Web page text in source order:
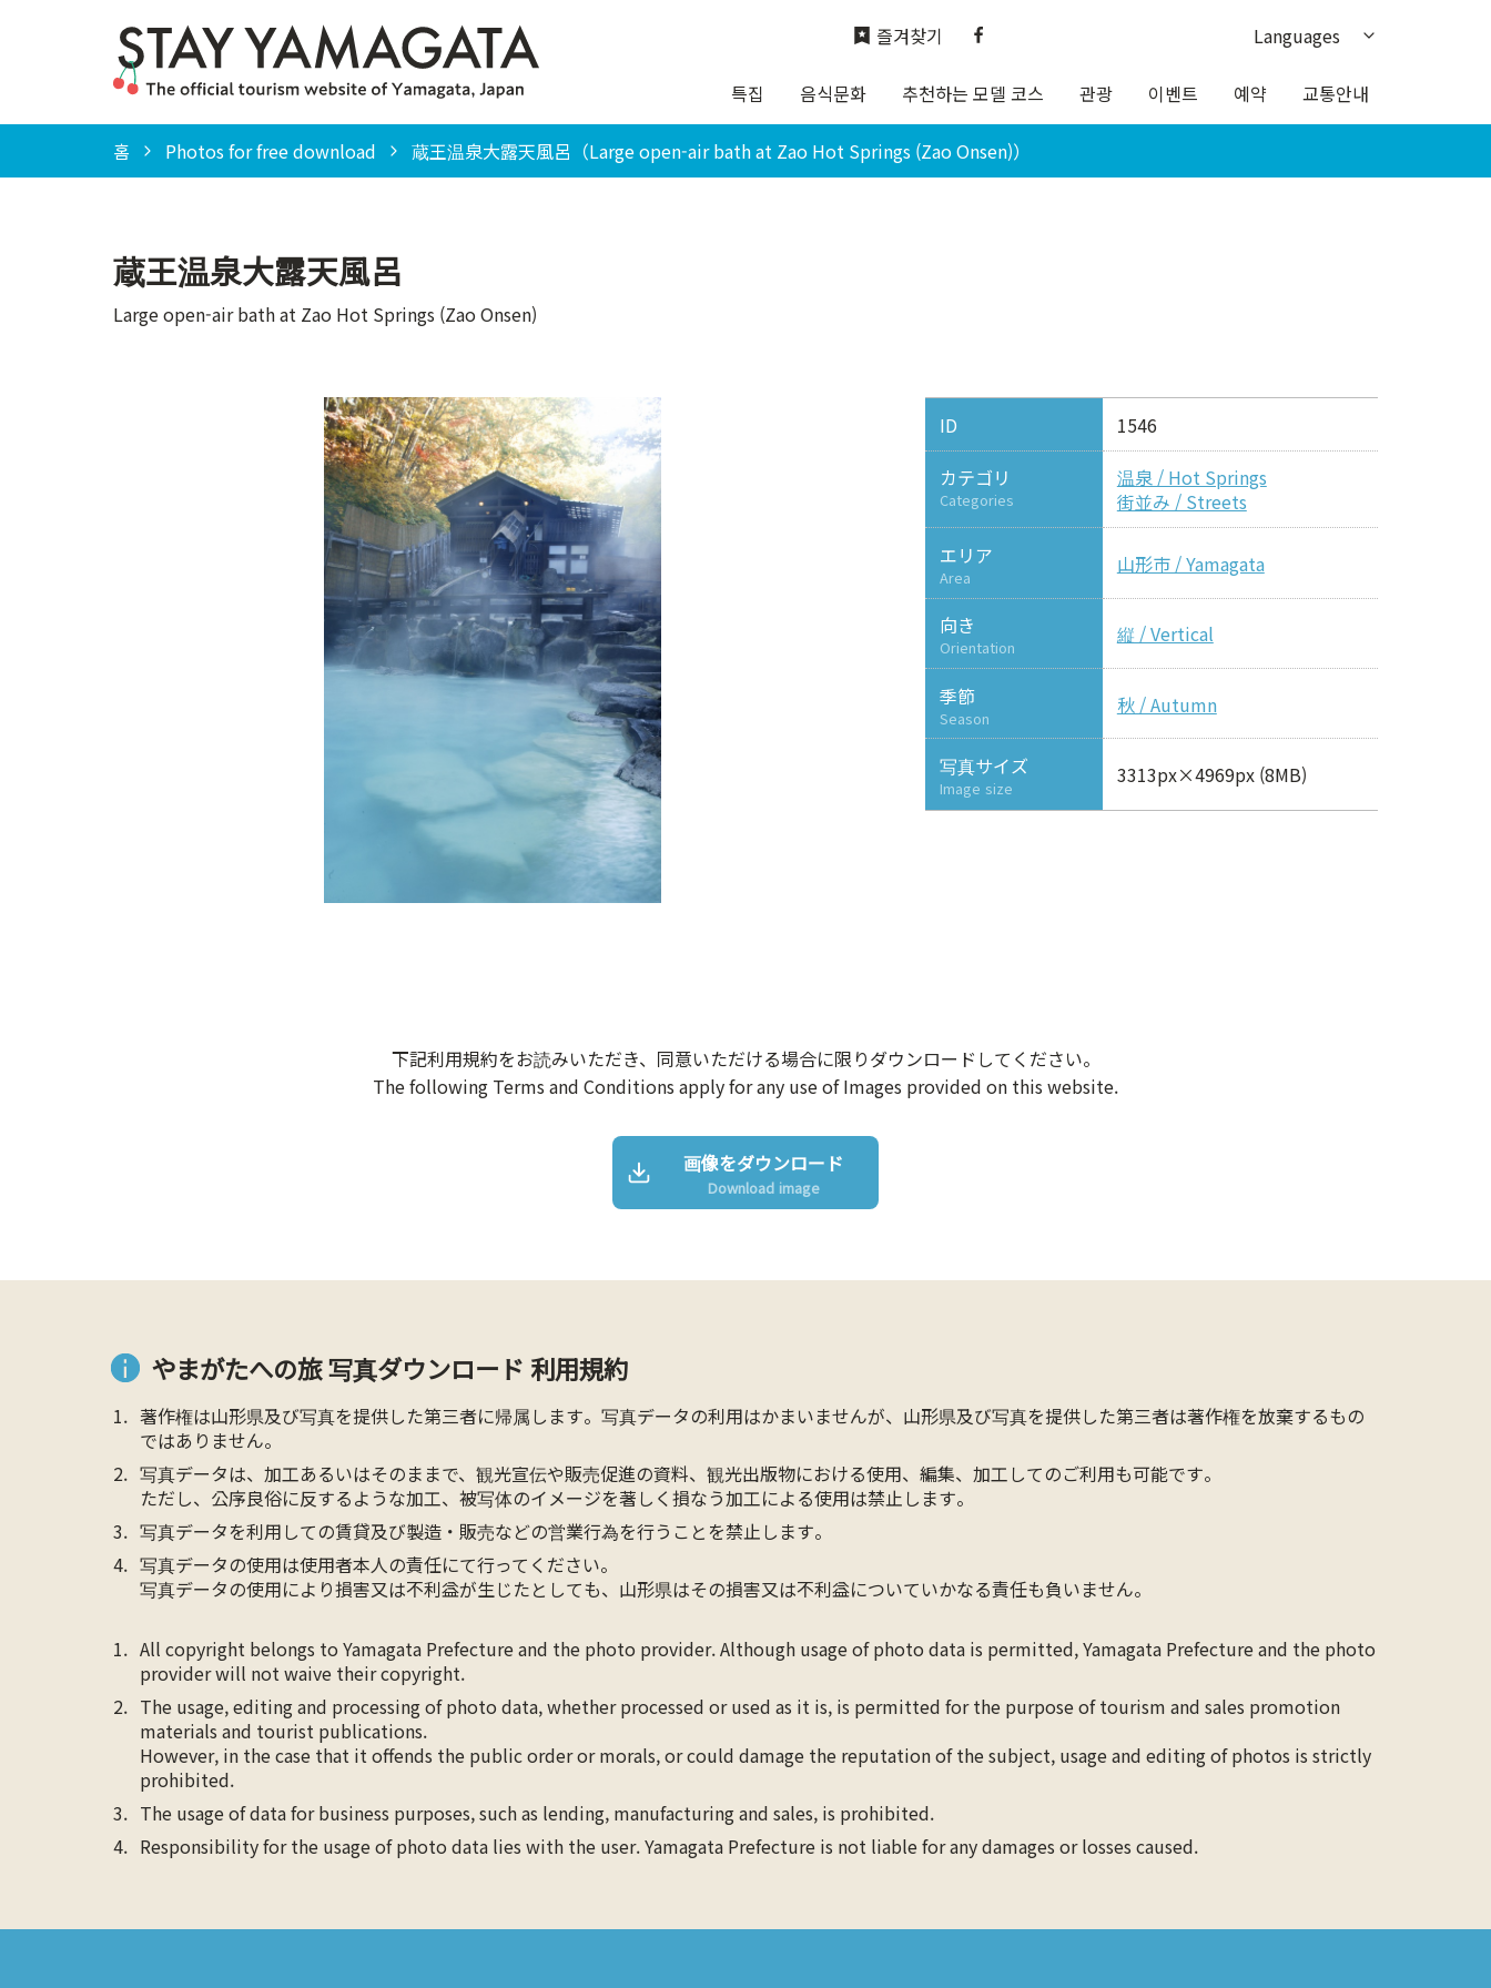
특집 음식문화 추천하는 모델 코스 관광 이벤트 예약 교통안내
즐겨찾기
Languages
日本語
홈 Photos for free download 蔵王温泉大露天風呂（Large open-air bath at Zao Hot Springs (Zao Onsen)）
蔵王温泉大露天風呂
Large open-air bath at Zao Hot Springs (Zao Onsen)
ID
1546
カテゴリ
Categories
温泉 / Hot Springs
街並み / Streets
エリア
Area
山形市 / Yamagata
向き
Orientation
縦 / Vertical
季節
Season
秋 / Autumn
写真サイズ
Image size
3313px×4969px (8MB)
下記利用規約をお読みいただき、同意いただける場合に限りダウンロードしてください。
The following Terms and Conditions apply for any use of Images provided on this website.
画像をダウンロード
Download image
やまがたへの旅 写真ダウンロード 利用規約
著作権は山形県及び写真を提供した第三者に帰属します。写真データの利用はかまいませんが、山形県及び写真を提供した第三者は著作権を放棄するもの
ではありません。
写真データは、加工あるいはそのままで、観光宣伝や販売促進の資料、観光出版物における使用、編集、加工してのご利用も可能です。
ただし、公序良俗に反するような加工、被写体のイメージを著しく損なう加工による使用は禁止します。
写真データを利用しての賃貸及び製造・販売などの営業行為を行うことを禁止します。
写真データの使用は使用者本人の責任にて行ってください。
写真データの使用により損害又は不利益が生じたとしても、山形県はその損害又は不利益についていかなる責任も負いません。
All copyright belongs to Yamagata Prefecture and the photo provider. Although usage of photo data is permitted, Yamagata Prefecture and the photo
provider will not waive their copyright.
The usage, editing and processing of photo data, whether processed or used as it is, is permitted for the purpose of tourism and sales promotion
materials and tourist publications.
However, in the case that it offends the public order or morals, or could damage the reputation of the subject, usage and editing of photos is strictly
prohibited.
The usage of data for business purposes, such as lending, manufacturing and sales, is prohibited.
Responsibility for the usage of photo data lies with the user. Yamagata Prefecture is not liable for any damages or losses caused.